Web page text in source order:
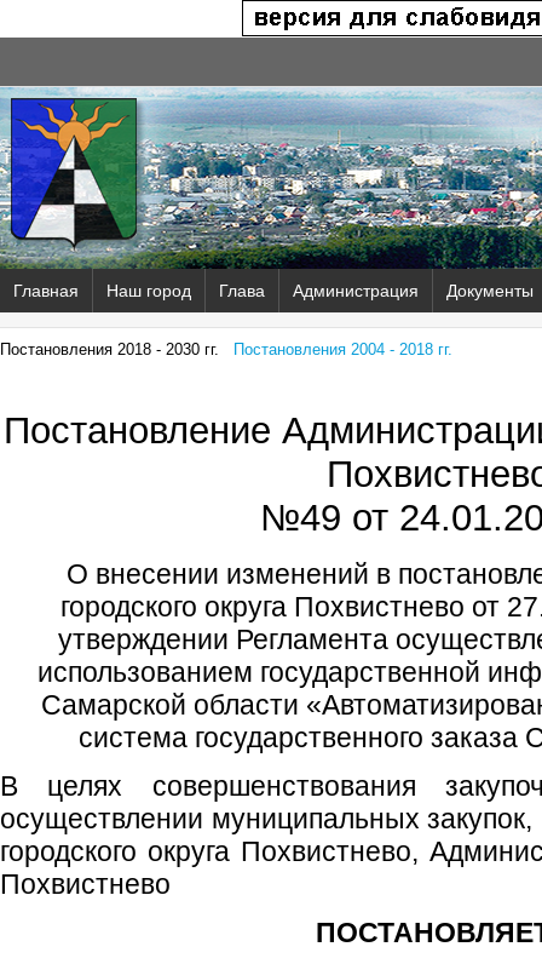
Главная Наш город Глава Администрация Документы
Постановления 2018 - 2030 гг. Постановления 2004 - 2018 гг.
Постановление
№49 от
О внесении изменений в
городского округа Похвистнево от
утверждении Регламента
использованием государственной
Самарской области
система государственного заказа
В целях совершенствования
осуществлении муниципальных закупок,
городского округа Похвистнево,
Похвистнево